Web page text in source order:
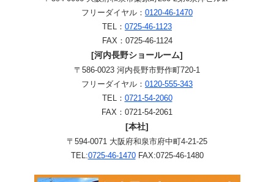
フリーダイヤル： 0120-46-1470
TEL： 0725-46-1123
FAX：0725-46-1124
[河内長野ショールーム]
〒586-0023 河内長野市野作町720-1
フリーダイヤル： 0120-555-343
TEL： 0721-54-2060
FAX：0721-54-2061
[本社]
〒594-0071 大阪府和泉市府中町4-21-25
TEL:0725-46-1470FAX:0725-46-1480